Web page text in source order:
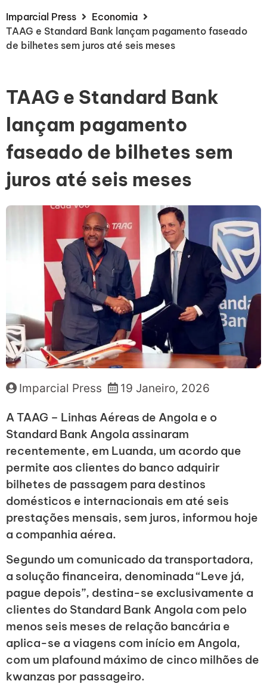
Imparcial Press
Economia
TAAG e Standard Bank lançam pagamento faseado
de bilhetes sem juros até seis meses
TAAG e Standard Bank
lançam pagamento
faseado de bilhetes sem
juros até seis meses
Imparcial Press 19 Janeiro, 2026
A TAAG – Linhas Aéreas de Angola e o
Standard Bank Angola assinaram
recentemente, em Luanda, um acordo que
permite aos clientes do banco adquirir
bilhetes de passagem para destinos
domésticos e internacionais em até seis
prestações mensais, sem juros, informou hoje
a companhia aérea.
Segundo um comunicado da transportadora,
a solução financeira, denominada “Leve já,
pague depois”, destina-se exclusivamente a
clientes do Standard Bank Angola com pelo
menos seis meses de relação bancária e
aplica-se a viagens com início em Angola,
com um plafound máximo de cinco milhões de
kwanzas por passageiro.